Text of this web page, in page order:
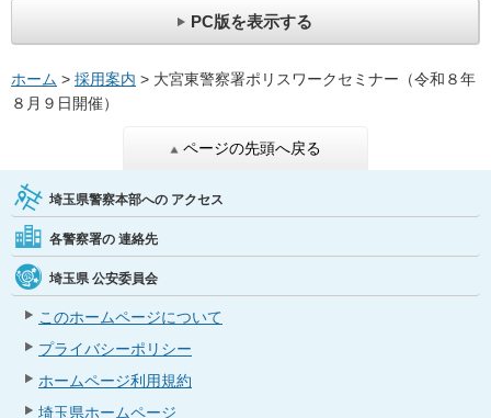
PC版を表示する
ホーム > 採用案内 > 大宮東警察署ポリスワークセミナー（令和８年
８月９日開催）
ページの先頭へ戻る
埼玉県警察本部への アクセス
各警察署の 連絡先
埼玉県 公安委員会
このホームページについて
プライバシーポリシー
ホームページ利用規約
埼玉県ホームページ